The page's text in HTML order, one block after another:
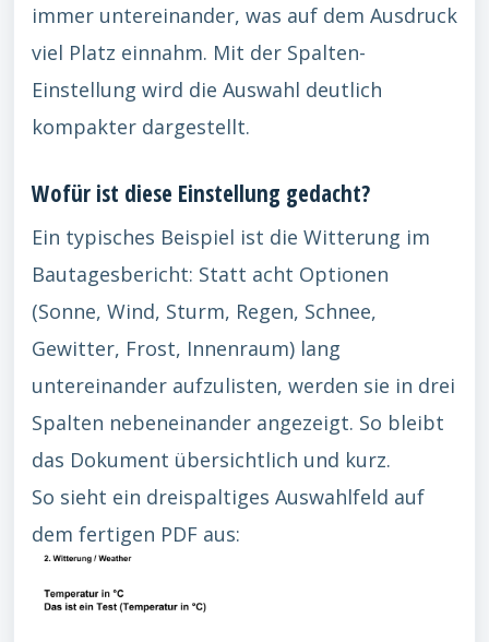
immer untereinander, was auf dem Ausdruck
viel Platz einnahm. Mit der Spalten-
Einstellung wird die Auswahl deutlich
kompakter dargestellt.
Wofür ist diese Einstellung gedacht?
Ein typisches Beispiel ist die Witterung im
Bautagesbericht: Statt acht Optionen
(Sonne, Wind, Sturm, Regen, Schnee,
Gewitter, Frost, Innenraum) lang
untereinander aufzulisten, werden sie in drei
Spalten nebeneinander angezeigt. So bleibt
das Dokument übersichtlich und kurz.
So sieht ein dreispaltiges Auswahlfeld auf
dem fertigen PDF aus: